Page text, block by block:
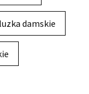
damskie